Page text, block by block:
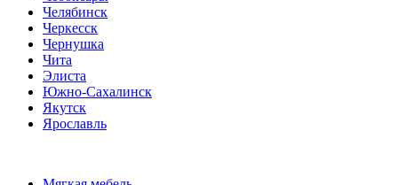
Челябинск
Черкесск
Чернушка
Чита
Элиста
Южно-Сахалинск
Якутск
Ярославль